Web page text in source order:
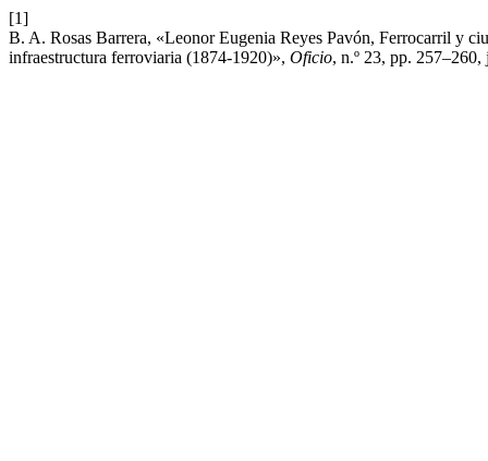
[1]
B. A. Rosas Barrera, «Leonor Eugenia Reyes Pavón, Ferrocarril y
infraestructura ferroviaria (1874-1920)», Oficio, n.º 23, pp. 257–260,